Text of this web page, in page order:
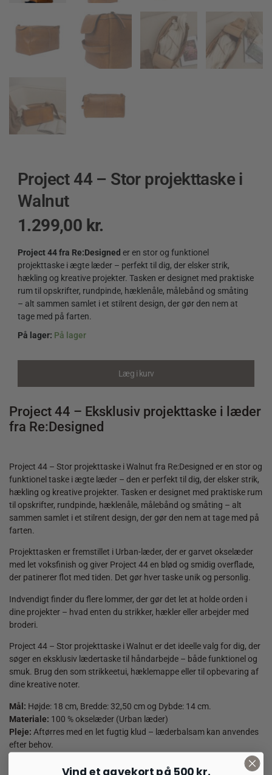
Project 44 – Stor projekttaske i
Walnut
1.299,00 kr.
Project 44 fra Re:Designed er en stor og funktionel
projekttaske i ægte læder – perfekt til dig, der elsker strik,
hækling og kreative projekter. Tasken er designet med praktiske
rum til opskrifter, rundpinde, hæklenåle, målebånd og småting
– alt sammen samlet i et stilrent design, der gør den nem at
tage med på farten.
På lager: På lager
Project
i
Walnut
quantity
Læg i kurv
Project 44 – Eksklusiv projekttaske i læder
fra Re:Designed
Project 44 – Stor projekttaske i Walnut fra Re:Designed er en stor og
funktionel taske i ægte læder – den er perfekt til dig, der elsker strik,
hækling og kreative projekter. Tasken er designet med praktiske rum
til opskrifter, rundpinde, hæklenåle, målebånd og småting – alt
sammen samlet i et stilrent design, der gør den nem at tage med på
farten.
Projekttasken er fremstillet i Urban-læder, der er garvet okselæder
med let voksfinish og giver Project 44 en blød og smidig overflade,
der patinerer flot med tiden. Det gør hver taske unik og personlig.
Indvendigt finder du flere lommer, der gør det let at holde orden i
dine projekter – hvad enten du strikker, hækler eller arbejder med
broderi.
Project 44 – Stor projekttaske i Walnut er det ideelle valg for dig, der
søger en eksklusiv lædertaske til håndarbejde – både funktionel og
smuk. Brug den som strikkeetui, hæklemappe eller til opbevaring af
dine kreative noter.
Mål: Højde: 18 cm, Bredde: 32,50 cm og Dybde: 14 cm.
Materiale: 100 % okselæder (Urban læder)
Pleje: Aftørres med en let fugtig klud – læderbalsam kan anvendes
efter behov.
Vind et gavekort på 500 kr.